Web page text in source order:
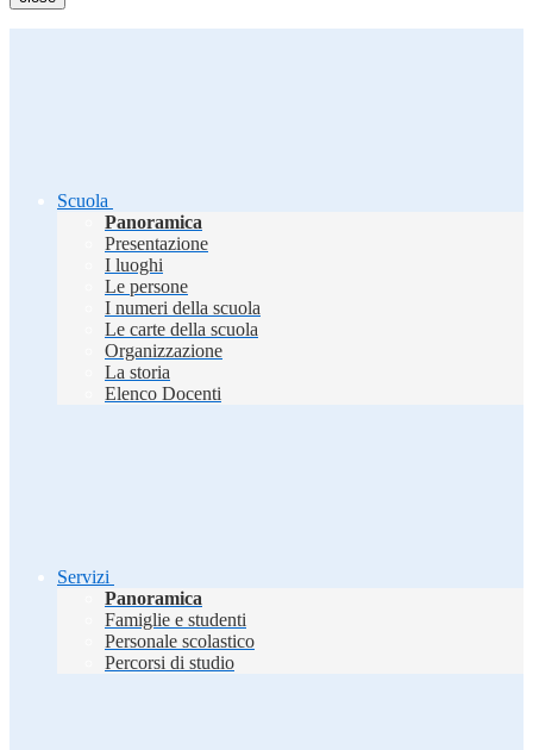
Scuola
Panoramica
Presentazione
I luoghi
Le persone
I numeri della scuola
Le carte della scuola
Organizzazione
La storia
Elenco Docenti
Servizi
Panoramica
Famiglie e studenti
Personale scolastico
Percorsi di studio